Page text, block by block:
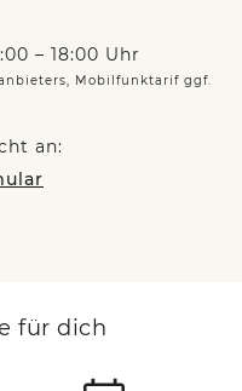
– 18:00 Uhr
Mobilfunktarif ggf.
an:
für dich